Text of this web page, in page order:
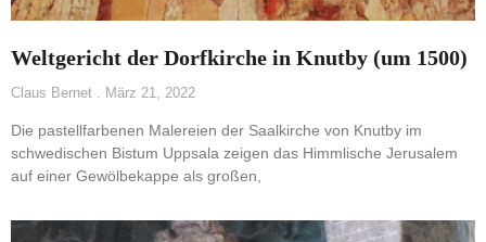
Weltgericht der Dorfkirche in Knutby (um 1500)
Claus Bernet März 21, 2022
Die pastellfarbenen Malereien der Saalkirche von Knutby im
schwedischen Bistum Uppsala zeigen das Himmlische Jerusalem
auf einer Gewölbekappe als großen,